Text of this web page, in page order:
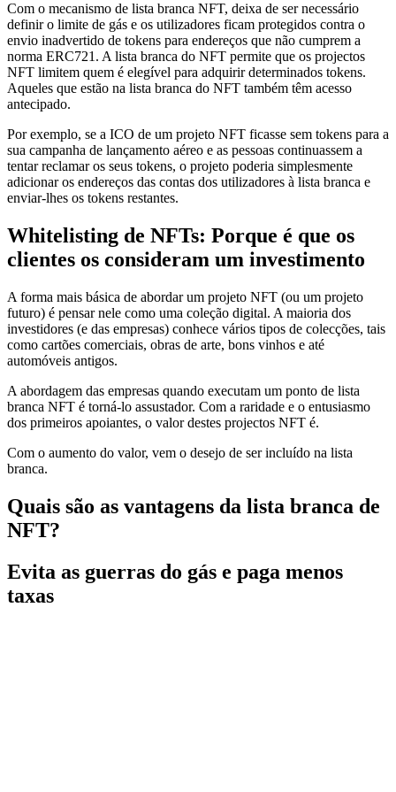
Com o mecanismo de lista branca NFT, deixa de ser necessário
definir o limite de gás e os utilizadores ficam protegidos contra o
envio inadvertido de tokens para endereços que não cumprem a
norma ERC721. A lista branca do NFT permite que os projectos
NFT limitem quem é elegível para adquirir determinados tokens.
Aqueles que estão na lista branca do NFT também têm acesso
antecipado.
Por exemplo, se a ICO de um projeto NFT ficasse sem tokens para a
sua campanha de lançamento aéreo e as pessoas continuassem a
tentar reclamar os seus tokens, o projeto poderia simplesmente
adicionar os endereços das contas dos utilizadores à lista branca e
enviar-lhes os tokens restantes.
Whitelisting de NFTs: Porque é que os
clientes os consideram um investimento
A forma mais básica de abordar um projeto NFT (ou um projeto
futuro) é pensar nele como uma coleção digital. A maioria dos
investidores (e das empresas) conhece vários tipos de colecções, tais
como cartões comerciais, obras de arte, bons vinhos e até
automóveis antigos.
A abordagem das empresas quando executam um ponto de lista
branca NFT é torná-lo assustador. Com a raridade e o entusiasmo
dos primeiros apoiantes, o valor destes projectos NFT é.
Com o aumento do valor, vem o desejo de ser incluído na lista
branca.
Quais são as vantagens da lista branca de
NFT?
Evita as guerras do gás e paga menos
taxas